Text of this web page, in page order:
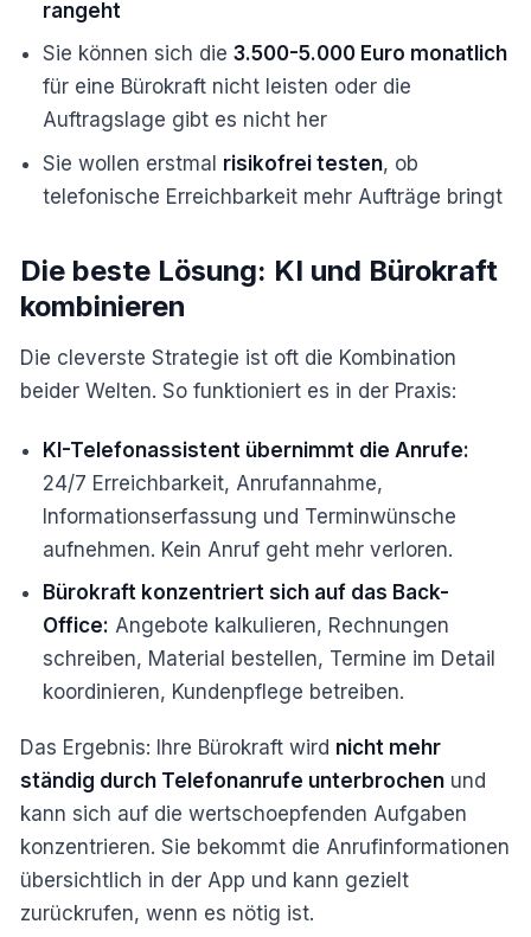
rangeht
Sie können sich die3.500-5.000 Euro monatlich
für eine Bürokraft nicht leisten oder die
Auftragslage gibt es nicht her
Sie wollen erstmal risikofrei testen, ob
telefonische Erreichbarkeit mehr Aufträge bringt
Die beste Lösung: KI und Bürokraft
kombinieren
Die cleverste Strategie ist oft die Kombination
beider Welten. So funktioniert es in der Praxis:
KI-Telefonassistent übernimmt die Anrufe:
24/7 Erreichbarkeit, Anrufannahme,
Informationserfassung und Terminwünsche
aufnehmen. Kein Anruf geht mehr verloren.
Bürokraft konzentriert sich auf das Back-
Office: Angebote kalkulieren, Rechnungen
schreiben, Material bestellen, Termine im Detail
koordinieren, Kundenpflege betreiben.
Das Ergebnis: Ihre Bürokraft wird nicht mehr
ständig durch Telefonanrufe unterbrochen und
kann sich auf die wertschoepfenden Aufgaben
konzentrieren. Sie bekommt die Anrufinformationen
übersichtlich in der App und kann gezielt
zurückrufen, wenn es nötig ist.